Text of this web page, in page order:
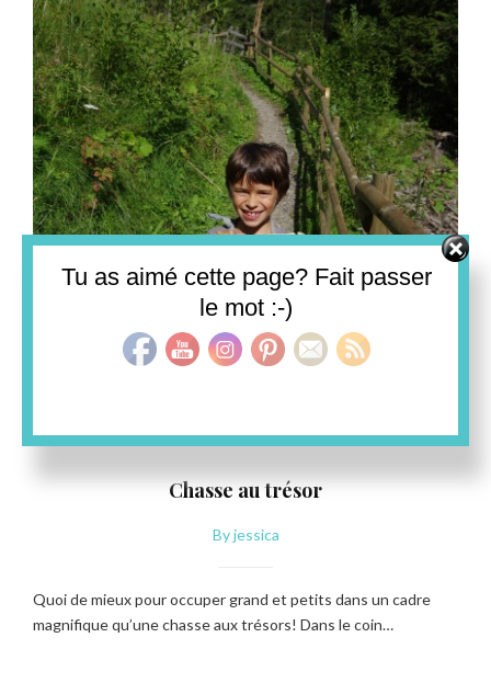
AUTRICHE
Chasse au trésor
Byjessica
Quoi de mieux pour occuper grand et petits dans un cadre
magnifique qu’une chasse aux trésors! Dans le coin…
Tu as aimé cette page? Fait passer
le mot :-)
Set Youtube Channel ID